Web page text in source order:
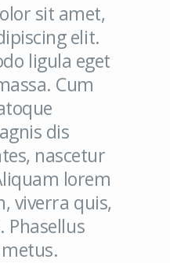
sit amet,
elit.
ligula eget
Cum
dis
nascetur
lorem
viverra quis,
Phasellus